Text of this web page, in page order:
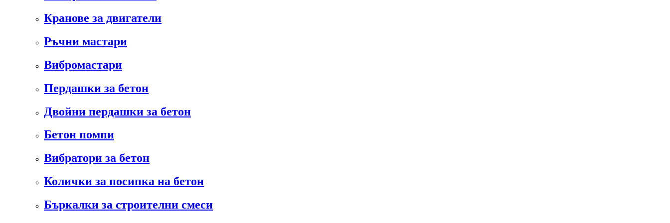
Кранове за двигатели
Ръчни мастари
Вибромастари
Пердашки за бетон
Двойни пердашки за бетон
Бетон помпи
Вибратори за бетон
Колички за посипка на бетон
Бъркалки за строителни смеси